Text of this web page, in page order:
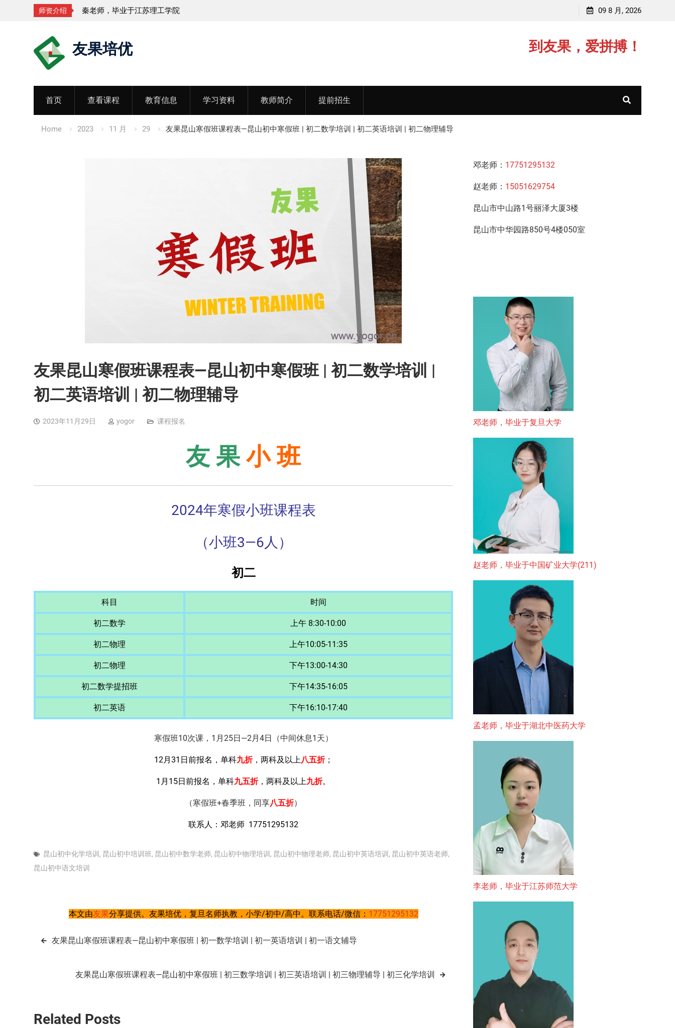
师资介绍 秦老师，毕业于江苏理工学院 09 8 月, 2026
友果培优 到友果，爱拼搏！
首页 查看课程 教育信息 学习资料 教师简介 提前招生
Home 2023 11 月 29 友果昆山寒假班课程表—昆山初中寒假班 | 初二数学培训 | 初二英语培训 | 初二物理辅导
友果昆山寒假班课程表—昆山初中寒假班 | 初二数学培训 |
初二英语培训 | 初二物理辅导
2023年11月29日 yogor 课程报名
友 果小 班
2024年寒假小班课程表
（小班3—6人）
初二
科目 时间
初二数学 上午 8:30-10:00
初二物理 上午10:05-11:35
初二物理 下午13:00-14:30
初二数学提招班 下午14:35-16:05
初二英语 下午16:10-17:40
寒假班10次课，1月25日—2月4日（中间休息1天）
12月31日前报名，单科九折，两科及以上八五折；
1月15日前报名，单科九五折，两科及以上九折。
（寒假班+春季班，同享八五折）
联系人：邓老师 17751295132
昆山初中化学培训 , 昆山初中培训班, 昆山初中数学老师, 昆山初中物理培训 , 昆山初中物理老师, 昆山初中英语培训 , 昆山初中英语老师,
昆山初中语文培训
本文由友果分享提供。友果培优，复旦名师执教，小学/初中/高中。联系电话/微信： 17751295132
文 友果昆山寒假班课程表—昆山初中寒假班 | 初一数学培训 | 初一英语培训 | 初一语文辅导
友果昆山寒假班课程表—昆山初中寒假班 | 初三数学培训 | 初三英语培训 | 初三物理辅导 | 初三化学培训
Related Posts
邓老师： 17751295132
赵老师： 15051629754
昆山市中山路1号丽泽大厦3楼
昆山市中华园路850号4楼050室
邓老师，毕业于复旦大学
赵老师，毕业于中国矿业大学(211)
孟老师，毕业于湖北中医药大学
李老师，毕业于江苏师范大学